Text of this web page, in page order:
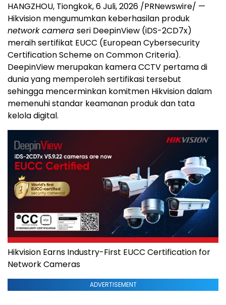
HANGZHOU, Tiongkok,6 Juli, 2026 /PRNewswire/ —
Hikvision mengumumkan keberhasilan produk
network camera seri DeepinView (iDS-2CD7x)
meraih sertifikat EUCC (European Cybersecurity
Certification Scheme on Common Criteria).
DeepinView merupakan kamera CCTV pertama di
dunia yang memperoleh sertifikasi tersebut
sehingga mencerminkan komitmen Hikvision dalam
memenuhi standar keamanan produk dan tata
kelola digital.
Hikvision Earns Industry-First EUCC Certification for
Network Cameras
ADVERTISEMENT